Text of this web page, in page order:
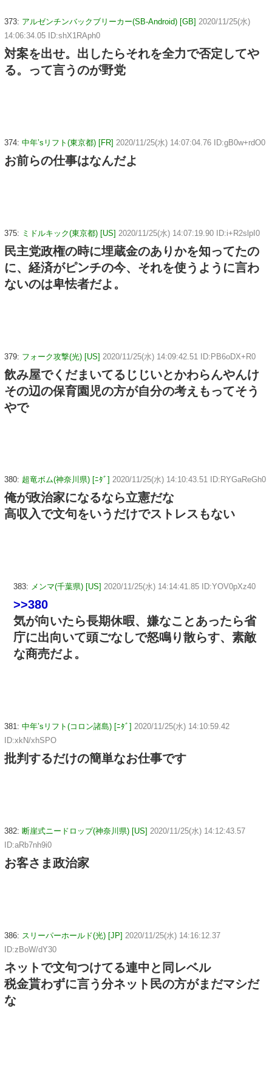
373: アルゼンチンバックブリーカー(SB-Android) [GB] 2020/11/25(水)
14:06:34.05 ID:shX1RAph0
対案を出せ。出したらそれを全力で否定してや
る。って言うのが野党
374: 中年’sリフト(東京都) [FR] 2020/11/25(水) 14:07:04.76 ID:gB0w+rdO0
お前らの仕事はなんだよ
375: ミドルキック(東京都) [US] 2020/11/25(水) 14:07:19.90 ID:i+R2slpI0
民主党政権の時に埋蔵金のありかを知ってたの
に、経済がピンチの今、それを使うように言わ
ないのは卑怯者だよ。
379: フォーク攻撃(光) [US] 2020/11/25(水) 14:09:42.51 ID:PB6oDX+R0
飲み屋でくだまいてるじじいとかわらんやんけ
その辺の保育園児の方が自分の考えもってそう
やで
380: 超竜ボム(神奈川県) [ﾆﾀﾞ] 2020/11/25(水) 14:10:43.51 ID:RYGaReGh0
俺が政治家になるなら立憲だな
高収入で文句をいうだけでストレスもない
383: メンマ(千葉県) [US] 2020/11/25(水) 14:14:41.85 ID:YOV0pXz40
>>380
気が向いたら長期休暇、嫌なことあったら省
庁に出向いて頭ごなしで怒鳴り散らす、素敵
な商売だよ。
381: 中年’sリフト(コロン諸島) [ﾆﾀﾞ] 2020/11/25(水) 14:10:59.42
ID:xkN/xhSPO
批判するだけの簡単なお仕事です
382: 断崖式ニードロップ(神奈川県) [US] 2020/11/25(水) 14:12:43.57
ID:aRb7nh9i0
お客さま政治家
386: スリーパーホールド(光) [JP] 2020/11/25(水) 14:16:12.37
ID:zBoW/dY30
ネットで文句つけてる連中と同レベル
税金貰わずに言う分ネット民の方がまだマシだ
な